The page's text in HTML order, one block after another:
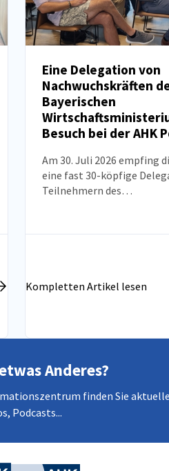
NEUIGKEITEN
Eine Delegation von
Nachwuchskräften
Bayerischen
Besuch bei der AHK
Am 30. Juli 2026 empfing
eine fast 30-köpfige
Teilnehmern des
des Besuchs war es, das
aktuellen Stand der
Wirtschaftsbeziehungen
Kompletten Artikel lesen
Anderes?
finden Sie
Podcasts...